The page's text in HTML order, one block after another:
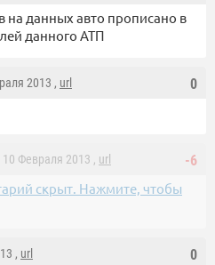
на данных авто прописано в
данного АТП
0
2013 , url
-6
10 Февраля 2013 , url
скрыт. Нажмите, чтобы
0
, url